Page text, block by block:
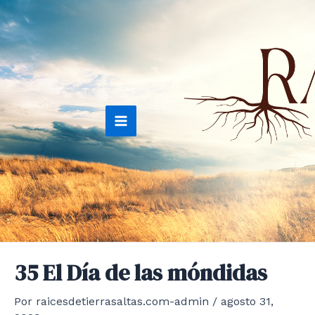
Ir
al
contenido
Main
Menu
35 El Día de las móndidas
Por raicesdetierrasaltas.com-admin / agosto 31,